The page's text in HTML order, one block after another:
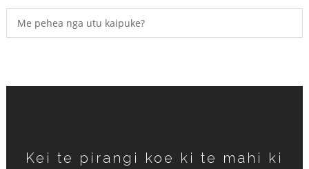
Me pehea nga utu kaipuke?
Kei te pirangi koe ki te mahi ki